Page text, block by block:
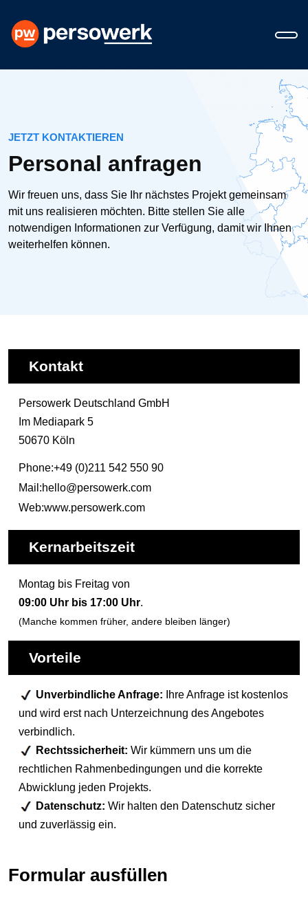
JETZT KONTAKTIEREN
Personal anfragen
Wir freuen uns, dass Sie Ihr nächstes Projekt gemeinsam
mit uns realisieren möchten. Bitte stellen Sie alle
notwendigen Informationen zur Verfügung, damit wir Ihnen
weiterhelfen können.
Kontakt
Persowerk Deutschland GmbH
Im Mediapark 5
50670 Köln
Phone:+49 (0)211 542 550 90
Mail:hello@persowerk.com
Web:www.persowerk.com
Kernarbeitszeit
Montag bis Freitag von
09:00 Uhr bis 17:00 Uhr.
(Manche kommen früher, andere bleiben länger)
Vorteile
Unverbindliche Anfrage:
Ihre Anfrage ist kostenlos
und wird erst nach Unterzeichnung des Angebotes
verbindlich.
Rechtssicherheit: Wir kümmern uns um die
rechtlichen Rahmenbedingungen und die korrekte
Abwicklung jeden Projekts.
Datenschutz: Wir halten den Datenschutz sicher
und zuverlässig ein.
Formular ausfüllen